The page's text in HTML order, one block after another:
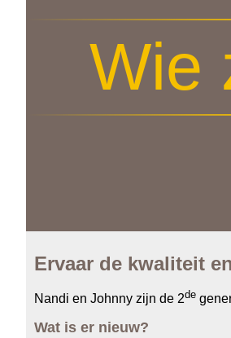
Wie
Ervaar de kwaliteit
Nandi en Johnny zijn de 2de
Wat is er nieuw?